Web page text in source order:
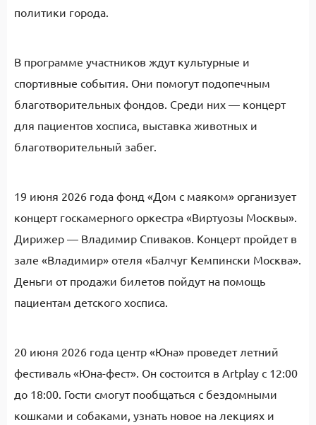
политики города.
В программе участников ждут культурные и
спортивные события. Они помогут подопечным
благотворительных фондов. Среди них — концерт
для пациентов хосписа, выставка животных и
благотворительный забег.
19 июня 2026 года фонд «Дом с маяком» организует
концерт госкамерного оркестра «Виртуозы Москвы».
Дирижер — Владимир Спиваков. Концерт пройдет в
зале «Владимир» отеля «Балчуг Кемпински Москва».
Деньги от продажи билетов пойдут на помощь
пациентам детского хосписа.
20 июня 2026 года центр «Юна» проведет летний
фестиваль «Юна-фест». Он состоится в Artplay с 12:00
до 18:00. Гости смогут пообщаться с бездомными
кошками и собаками, узнать новое на лекциях и